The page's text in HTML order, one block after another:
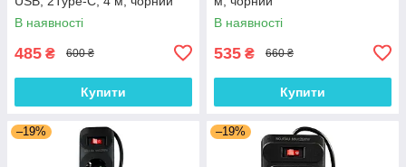
В наявності
485 ₴ 600 ₴
Купити
В наявності
535 ₴ 660 ₴
Купити
–19% –19%